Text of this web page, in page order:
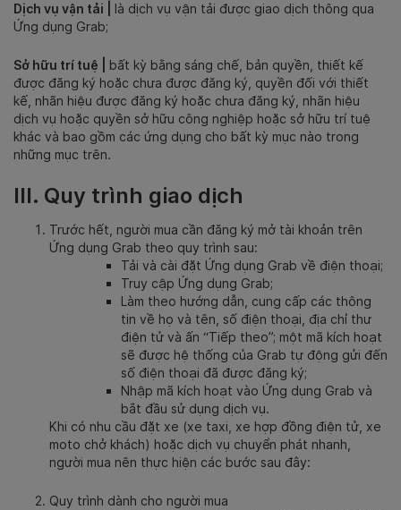
Dịch vụ vận tải | là dịch vụ vận tải được giao dịch thông qua
Ứng dụng Grab;
Sở hữu trí tuệ | bất kỳ bằng sáng chế, bản quyền, thiết kế
được đăng ký hoặc chưa được đăng ký, quyền đối với thiết
kế, nhãn hiệu được đăng ký hoặc chưa đăng ký, nhãn hiệu
dịch vụ hoặc quyền sở hữu công nghiệp hoặc sở hữu trí tuệ
khác và bao gồm các ứng dụng cho bất kỳ mục nào trong
những mục trên.
III. Quy trình giao dịch
Trước hết, người mua cần đăng ký mở tài khoản trên
Ứng dụng Grab theo quy trình sau:
Tải và cài đặt Ứng dụng Grab về điện thoại;
Truy cập Ứng dụng Grab;
Làm theo hướng dẫn, cung cấp các thông
tin về họ và tên, số điện thoại, địa chỉ thư
điện tử và ấn “Tiếp theo”; một mã kích hoạt
sẽ được hệ thống của Grab tự động gửi đến
số điện thoại đã được đăng ký;
Nhập mã kích hoạt vào Ứng dụng Grab và
bắt đầu sử dụng dịch vụ.
Khi có nhu cầu đặt xe (xe taxi, xe hợp đồng điện tử, xe
moto chở khách) hoặc dịch vụ chuyển phát nhanh,
người mua nên thực hiện các bước sau đây:
Quy trình dành cho người mua